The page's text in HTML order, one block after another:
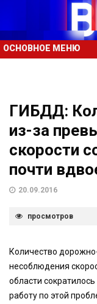
ОСНОВНОЕ МЕНЮ
ГИБДД:
из-за
скорости
почти
20.09.2016
просмотров
Количество
несоблюдения
области
работу по этой